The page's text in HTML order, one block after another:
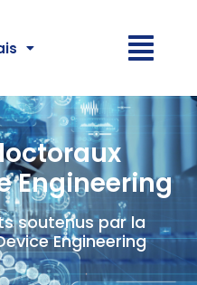
Engineering
soutenus par la
Engineering